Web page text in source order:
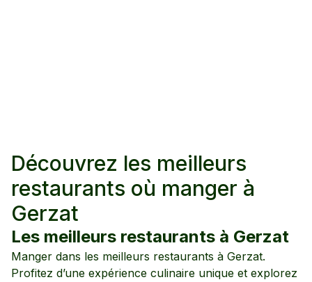
Découvrez les meilleurs
restaurants où manger à
Gerzat
Les meilleurs restaurants à Gerzat
Manger dans les meilleurs restaurants à Gerzat.
Profitez d’une expérience culinaire unique et explorez